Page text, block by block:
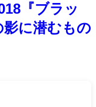
『ブラッ
影に潜むもの